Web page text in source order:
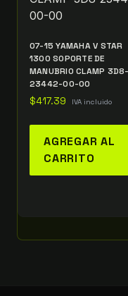
07-15 YAMAHA V STAR
1300 SOPORTE DE
MANUBRIO CLAMP 3D8-
23442-00-00
$417.39 IVA incluido
AGREGAR AL
CARRITO